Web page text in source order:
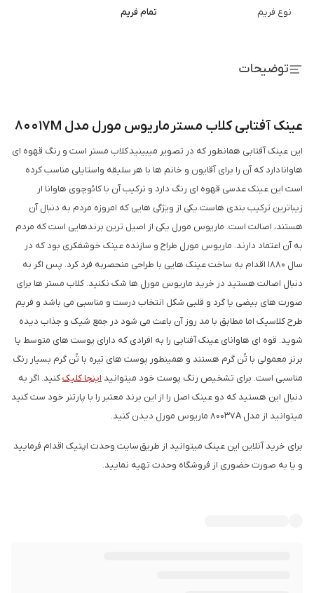
نوع فریم تمام فریم
توضیحات
عینک آفتابی کلاب مستر ماریوس مورل مدل 80017M
این عینک آفتابی همانطور که در تصویر میبینید کلاب مستر است و رنگ قهوه ای
هاوانا دارد که آن را برای آقایون و خانم ها با هر سلیقه واستایلی مناسب کرده
است این عینک عدسی قهوه ای رنگ دارد و ترکیب آن با کائوچوی هاوانا ار
زیباترین ترکیب بندی هاست.یکی از ویژگی هایی که امروزه مردم به دنبال آن
هستند، اصالت است. ماریوس مورل یکی از اصیل ترین برندهایی است که مردم
به آن اعتماد دارند. ماریوس مورل طراح و سازنده عینک خوشفکری بود که در
سال 1880 اقدام به ساخت عینک هایی با طراحی منحصربه فرد کرد. پس اگر به
دنبال اصالت هستید در خرید ماریوس مورل ها شک نکنید. کلاب مستر ها برای
صورت های بیضی یا گرد و قلبی شکل انتخاب درست و مناسبی می باشد و فریم
طرح کلاسیک اما مطابق با مد روز آن باعث می شود در جمع شیک و جذاب دیده
شوید. قوه ای هاوانای عینک آفتابی را به افرادی که دارای پوست های متوسط یا
برنز معمولی با تُن گرم هستند و همینطور پوست های تیره با تُن گرم بسیار رنگ
مناسبی است. برای تشخیص رنگ پوست خود میتوانید اینجا کلیککنید. اگر به
دنبال این هستید که دو عینک اصل را از این برند معتبر را با پارتنر خود ست کنید
میتوانید از مدل 80037A ماریوس مورل دیدن کنید.
برای خرید آنلاین این عینک میتوانید از طریق سایت وحدت اپتیک اقدام فرمایید
و یا به صورت حضوری از فروشگاه وحدت تهیه نمایید.